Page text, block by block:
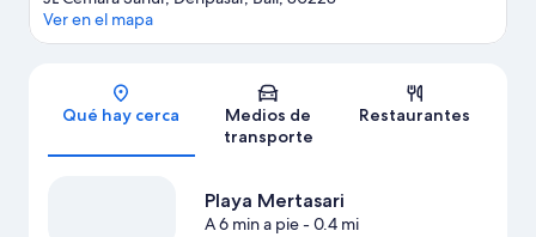
Sección del mapa
Ver en el mapa
Qué hay cerca
Medios de
transporte
Restaurantes
Playa Mertasari
A 6 min a pie- 0.4 mi